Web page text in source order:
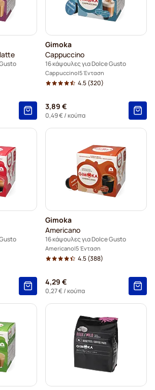
Gimoka
Cappuccino
16 κάψουλες για Dolce Gusto
Cappuccino 5 Ένταση
4.5(320)
3,89 €
0,49 €/ κούπα
Gimoka
Americano
16 κάψουλες για Dolce Gusto
Americano 5 Ένταση
4.5(388)
4,29 €
0,27 €/ κούπα